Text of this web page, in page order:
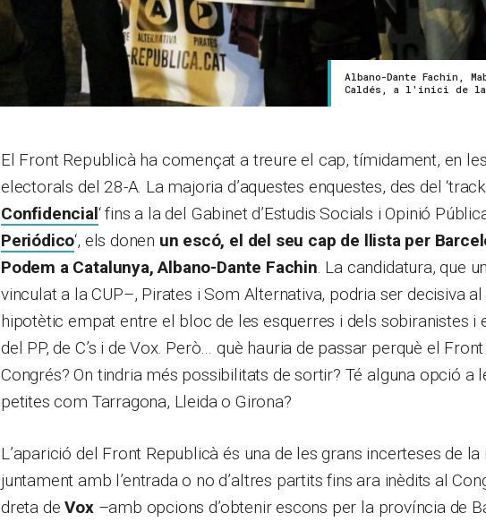
Albano-Dante Fachin,
Caldés, a l'inici de la
El Front Republicà ha començat a treure el cap, tímidament, en
electorals del 28-A. La majoria d’aquestes enquestes, des del
Confidencial‘ fins a la del Gabinet d’Estudis Socials i Opinió
Periódico‘, els donen un escó, el del seu cap de llista per
Podem a Catalunya, Albano-Dante Fachin. La candidatura, que
vinculat a la CUP–, Pirates i Som Alternativa, podria ser decisiva al
hipotètic empat entre el bloc de les esquerres i dels sobiranistes i
del PP, de C’s i de Vox. Però… què hauria de passar perquè el
Congrés? On tindria més possibilitats de sortir? Té alguna opció a
petites com Tarragona, Lleida o Girona?
L’aparició del Front Republicà és una de les grans incerteses de
juntament amb l’entrada o no d’altres partits fins ara inèdits al
dreta deVox–amb opcions d’obtenir escons per la província de